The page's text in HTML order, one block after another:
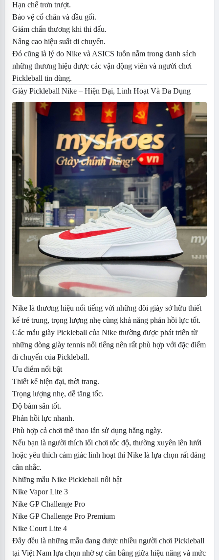
Hạn chế trơn trượt.
Bảo vệ cổ chân và đầu gối.
Giảm chấn thương khi thi đấu.
Nâng cao hiệu suất di chuyển.
Đó cũng là lý do Nike và ASICS luôn nằm trong danh sách
những thương hiệu được các vận động viên và người chơi
Pickleball tin dùng.
Giày Pickleball Nike – Hiện Đại, Linh Hoạt Và Đa Dụng
Nike là thương hiệu nổi tiếng với những đôi giày sở hữu thiết
kế trẻ trung, trọng lượng nhẹ cùng khả năng phản hồi lực tốt.
Các mẫu giày Pickleball của Nike thường được phát triển từ
những dòng giày tennis nổi tiếng nên rất phù hợp với đặc điểm
di chuyển của Pickleball.
Ưu điểm nổi bật
Thiết kế hiện đại, thời trang.
Trọng lượng nhẹ, dễ tăng tốc.
Độ bám sân tốt.
Phản hồi lực nhanh.
Phù hợp cả chơi thể thao lẫn sử dụng hằng ngày.
Nếu bạn là người thích lối chơi tốc độ, thường xuyên lên lưới
hoặc yêu thích cảm giác linh hoạt thì Nike là lựa chọn rất đáng
cân nhắc.
Những mẫu Nike Pickleball nổi bật
Nike Vapor Lite 3
Nike GP Challenge Pro
Nike GP Challenge Pro Premium
Nike Court Lite 4
Đây đều là những mẫu đang được nhiều người chơi Pickleball
tại Việt Nam lựa chọn nhờ sự cân bằng giữa hiệu năng và mức